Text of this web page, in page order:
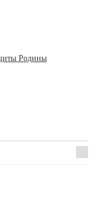
Родины